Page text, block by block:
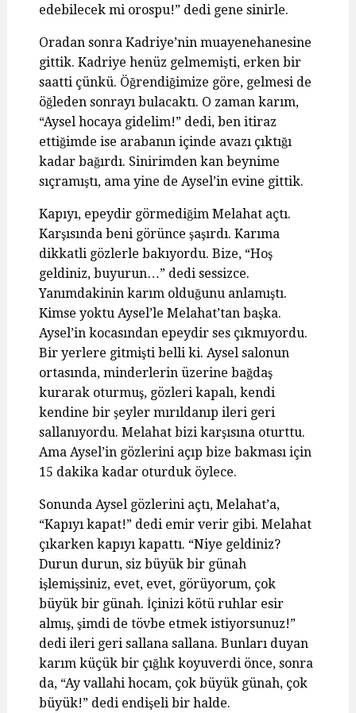
edebilecek mi orospu!” dedi gene sinirle.
Oradan sonra Kadriye’nin muayenehanesine
gittik. Kadriye henüz gelmemişti, erken bir
saatti çünkü. Öğrendiğimize göre, gelmesi de
öğleden sonrayı bulacaktı. O zaman karım,
“Aysel hocaya gidelim!” dedi, ben itiraz
ettiğimde ise arabanın içinde avazı çıktığı
kadar bağırdı. Sinirimden kan beynime
sıçramıştı, ama yine de Aysel’in evine gittik.
Kapıyı, epeydir görmediğim Melahat açtı.
Karşısında beni görünce şaşırdı. Karıma
dikkatli gözlerle bakıyordu. Bize, “Hoş
geldiniz, buyurun…” dedi sessizce.
Yanımdakinin karım olduğunu anlamıştı.
Kimse yoktu Aysel’le Melahat’tan başka.
Aysel’in kocasından epeydir ses çıkmıyordu.
Bir yerlere gitmişti belli ki. Aysel salonun
ortasında, minderlerin üzerine bağdaş
kurarak oturmuş, gözleri kapalı, kendi
kendine bir şeyler mırıldanıp ileri geri
sallanıyordu. Melahat bizi karşısına oturttu.
Ama Aysel’in gözlerini açıp bize bakması için
15 dakika kadar oturduk öylece.
Sonunda Aysel gözlerini açtı, Melahat’a,
“Kapıyı kapat!” dedi emir verir gibi. Melahat
çıkarken kapıyı kapattı. “Niye geldiniz?
Durun durun, siz büyük bir günah
işlemişsiniz, evet, evet, görüyorum, çok
büyük bir günah. İçinizi kötü ruhlar esir
almış, şimdi de tövbe etmek istiyorsunuz!”
dedi ileri geri sallana sallana. Bunları duyan
karım küçük bir çığlık koyuverdi önce, sonra
da, “Ay vallahi hocam, çok büyük günah, çok
büyük!” dedi endişeli bir halde.